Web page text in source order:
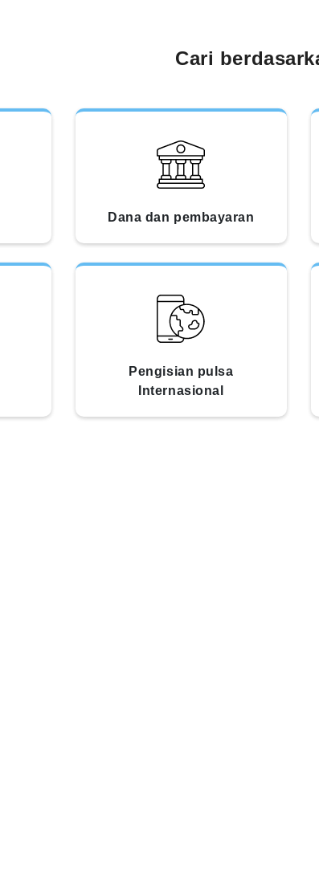
Cari
Dana dan pembayaran
Pengisian pulsa
Internasional